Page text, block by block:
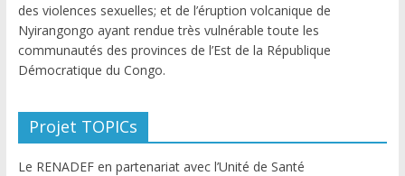
des violences sexuelles; et de l’éruption volcanique de
Nyirangongo ayant rendue très vulnérable toute les
communautés des provinces de l’Est de la République
Démocratique du Congo.
Projet TOPICs
Le RENADEF en partenariat avec l’Unité de Santé